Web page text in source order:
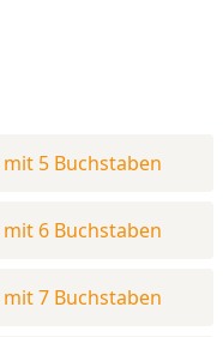
mit 5 Buchstaben
mit 6 Buchstaben
mit 7 Buchstaben